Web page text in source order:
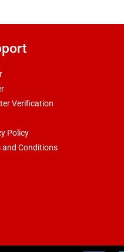
Verification
Policy
and Conditions